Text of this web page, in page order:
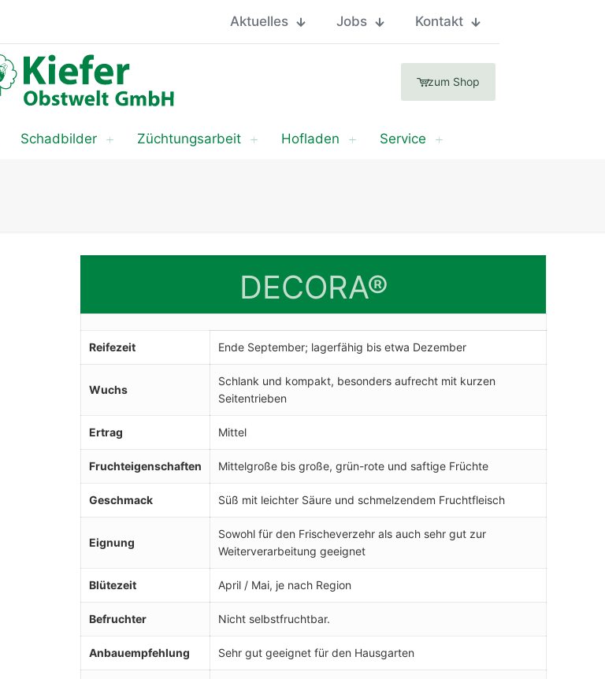
Aktuelles Jobs Kontakt
zum Shop
Schadbilder Züchtungsarbeit Hofladen Service
DECORA®
Reifezeit Ende September; lagerfähig bis etwa Dezember
Wuchs
Schlank und kompakt, besonders aufrecht mit kurzen
Seitentrieben
Ertrag Mittel
Fruchteigenschaften Mittelgroße bis große, grün-rote und saftige Früchte
Geschmack Süß mit leichter Säure und schmelzendem Fruchtfleisch
Eignung
Sowohl für den Frischeverzehr als auch sehr gut zur
Weiterverarbeitung geeignet
Blütezeit April / Mai, je nach Region
Befruchter Nicht selbstfruchtbar.
Anbauempfehlung Sehr gut geeignet für den Hausgarten